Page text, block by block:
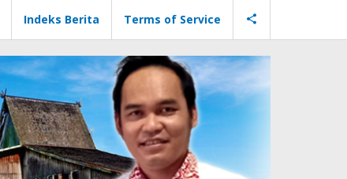
Indeks Berita Terms of Service